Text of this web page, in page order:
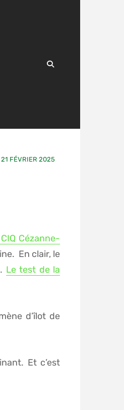
21 FÉVRIER 2025
Cézanne-
En clair, le
Le test de la
d’îlot de
Et c’est